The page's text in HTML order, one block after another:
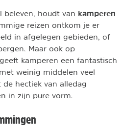
beleven, houdt van kamperen
reizen ontkom je er
in afgelegen gebieden, of
Maar ook op
kamperen een fantastisch
weinig middelen veel
de hectiek van alledag
in zijn pure vorm.